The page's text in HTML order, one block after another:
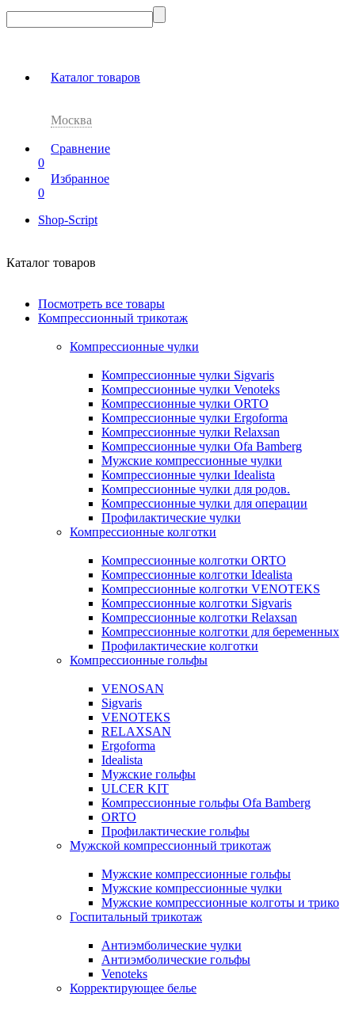
Каталог товаров
Москва
Сравнение
0
Избранное
0
Shop-Script
Каталог товаров
Посмотреть все товары
Компрессионный трикотаж
Компрессионные чулки
Компрессионные чулки Sigvaris
Компрессионные чулки Venoteks
Компрессионные чулки ORTO
Компрессионные чулки Ergoforma
Компрессионные чулки Relaxsan
Компрессионные чулки Ofa Bamberg
Мужские компрессионные чулки
Компрессионные чулки Idealista
Компрессионные чулки для родов.
Компрессионные чулки для операции
Профилактические чулки
Компрессионные колготки
Компрессионные колготки ORTO
Компрессионные колготки Idealista
Компрессионные колготки VENOTEKS
Компрессионные колготки Sigvaris
Компрессионные колготки Relaxsan
Компрессионные колготки для беременных
Профилактические колготки
Компрессионные гольфы
VENOSAN
Sigvaris
VENOTEKS
RELAXSAN
Ergoforma
Idealista
Мужские гольфы
ULCER KIT
Компрессионные гольфы Ofa Bamberg
ORTO
Профилактические гольфы
Мужской компрессионный трикотаж
Мужские компрессионные гольфы
Мужские компрессионные чулки
Мужские компрессионные колготы и трико
Госпитальный трикотаж
Антиэмболические чулки
Антиэмболические гольфы
Venoteks
Корректирующее белье